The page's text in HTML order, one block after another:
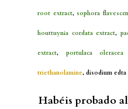
root extract, sophora
houttuynia cordata extract,
extract, portulaca oleracea
triethanolamine, disodium edta
Habéis probado